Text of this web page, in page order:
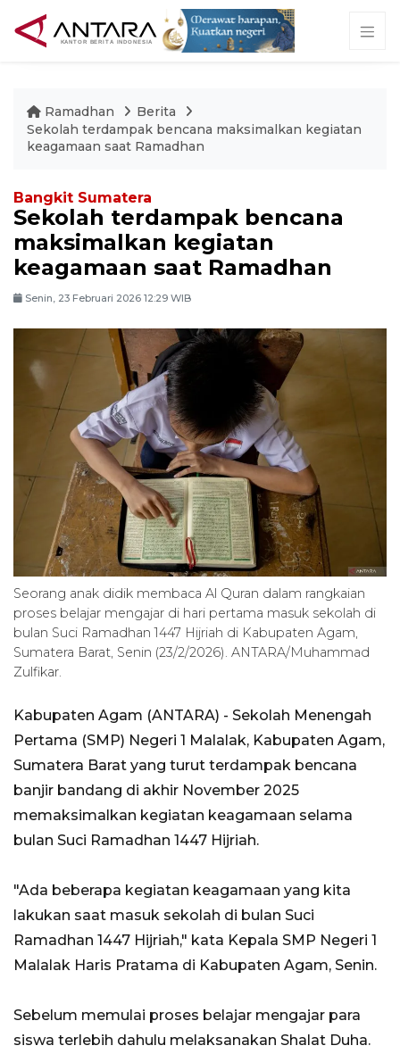
Ramadhan
Berita
Sekolah terdampak bencana maksimalkan kegiatan
keagamaan saat Ramadhan
Bangkit Sumatera
Sekolah terdampak bencana
maksimalkan kegiatan
keagamaan saat Ramadhan
Senin, 23 Februari 2026 12:29 WIB
Seorang anak didik membaca Al Quran dalam rangkaian
proses belajar mengajar di hari pertama masuk sekolah di
bulan Suci Ramadhan 1447 Hijriah di Kabupaten Agam,
Sumatera Barat, Senin (23/2/2026). ANTARA/Muhammad
Zulfikar.
Kabupaten Agam (ANTARA) - Sekolah Menengah
Pertama (SMP) Negeri 1 Malalak, Kabupaten Agam,
Sumatera Barat yang turut terdampak bencana
banjir bandang di akhir November 2025
memaksimalkan kegiatan keagamaan selama
bulan Suci Ramadhan 1447 Hijriah.
"Ada beberapa kegiatan keagamaan yang kita
lakukan saat masuk sekolah di bulan Suci
Ramadhan 1447 Hijriah," kata Kepala SMP Negeri 1
Malalak Haris Pratama di Kabupaten Agam, Senin.
Sebelum memulai proses belajar mengajar para
siswa terlebih dahulu melaksanakan Shalat Duha.